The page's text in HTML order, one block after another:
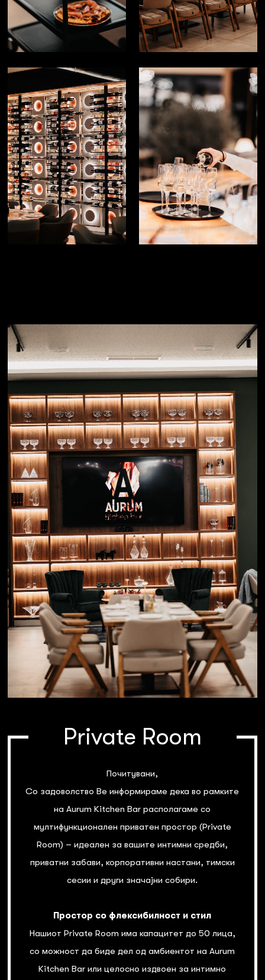
Private Room
Почитувани,
Со задоволство Ве информираме дека во рамките
на Aurum Kitchen Bar располагаме со
мултифункционален приватен простор (Private
Room) – идеален за вашите интимни средби,
приватни забави, корпоративни настани, тимски
сесии и други значајни собири.
Простор со флексибилност и стил
Нашиот Private Room има капацитет до 50 лица,
со можност да биде дел од амбиентот на Aurum
Kitchen Bar или целосно издвоен за интимно